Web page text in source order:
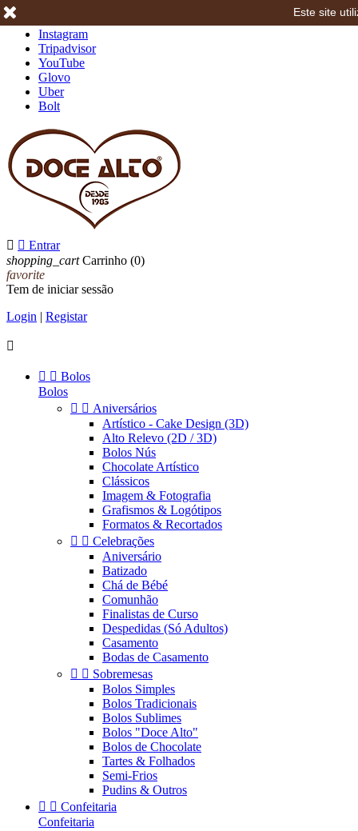
Instagram
Tripadvisor
YouTube
Glovo
Uber
Bolt
  Entrar
shopping_cart Carrinho (0)
favorite
Tem de iniciar sessão
Login | Registar

  Bolos
Bolos
  Aniversários
Artístico - Cake Design (3D)
Alto Relevo (2D / 3D)
Bolos Nús
Chocolate Artístico
Clássicos
Imagem & Fotografia
Grafismos & Logótipos
Formatos & Recortados
  Celebrações
Aniversário
Batizado
Chá de Bébé
Comunhão
Finalistas de Curso
Despedidas (Só Adultos)
Casamento
Bodas de Casamento
  Sobremesas
Bolos Simples
Bolos Tradicionais
Bolos Sublimes
Bolos "Doce Alto"
Bolos de Chocolate
Tartes & Folhados
Semi-Frios
Pudins & Outros
  Confeitaria
Confeitaria
Este site